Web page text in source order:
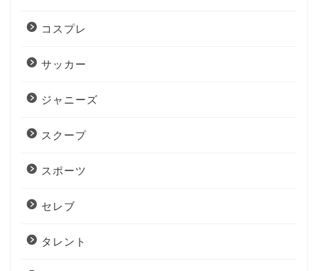
コスプレ
サッカー
ジャニーズ
スクープ
スポーツ
セレブ
タレント